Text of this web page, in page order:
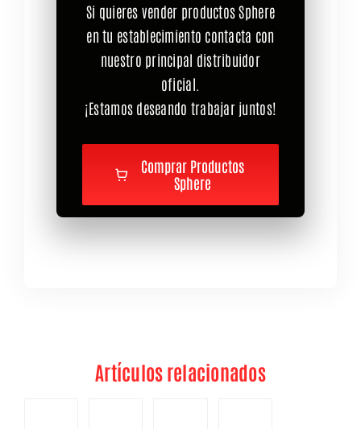
Si quieres vender productos Sphere
en tu establecimiento contacta con
nuestro principal distribuidor
oficial.
¡Estamos deseando trabajar juntos!
Comprar Productos
Sphere
Artículos relacionados